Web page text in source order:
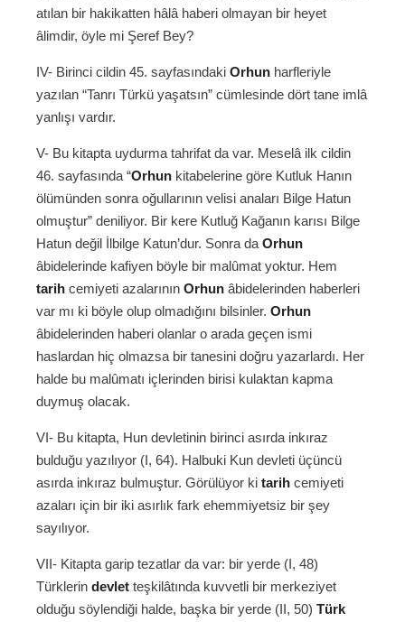
atılan bir hakikatten hâlâ haberi olmayan bir heyet
âlimdir, öyle mi Şeref Bey?
IV- Birinci cildin 45. sayfasındaki Orhun harfleriyle
yazılan “Tanrı Türkü yaşatsın” cümlesinde dört tane imlâ
yanlışı vardır.
V- Bu kitapta uydurma tahrifat da var. Meselâ ilk cildin
46. sayfasında “Orhun kitabelerine göre Kutluk Hanın
ölümünden sonra oğullarının velisi anaları Bilge Hatun
olmuştur” deniliyor. Bir kere Kutluğ Kağanın karısı Bilge
Hatun değil İlbilge Katun’dur. Sonra da Orhun
âbidelerinde kafiyen böyle bir malûmat yoktur. Hem
tarih cemiyeti azalarının Orhun âbidelerinden haberleri
var mı ki böyle olup olmadığını bilsinler. Orhun
âbidelerinden haberi olanlar o arada geçen ismi
haslardan hiç olmazsa bir tanesini doğru yazarlardı. Her
halde bu malûmatı içlerinden birisi kulaktan kapma
duymuş olacak.
VI- Bu kitapta, Hun devletinin birinci asırda inkıraz
bulduğu yazılıyor (I, 64). Halbuki Kun devleti üçüncü
asırda inkıraz bulmuştur. Görülüyor ki tarih cemiyeti
azaları için bir iki asırlık fark ehemmiyetsiz bir şey
sayılıyor.
VII- Kitapta garip tezatlar da var: bir yerde (I, 48)
Türklerin devlet teşkilâtında kuvvetli bir merkeziyet
olduğu söylendiği halde, başka bir yerde (II, 50) Türk